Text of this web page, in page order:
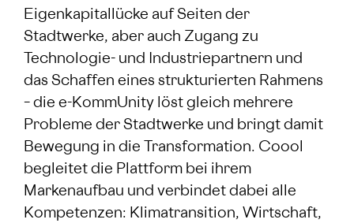
Eigenkapitallücke auf Seiten der
Stadtwerke, aber auch Zugang zu
Technologie- und Industriepartnern und
das Schaffen eines strukturierten Rahmens
– die e-KommUnity löst gleich mehrere
Probleme der Stadtwerke und bringt damit
Bewegung in die Transformation. Coool
begleitet die Plattform bei ihrem
Markenaufbau und verbindet dabei alle
Kompetenzen: Klimatransition, Wirtschaft,